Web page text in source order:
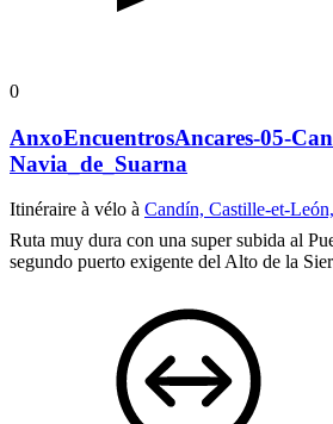
0
AnxoEncuentrosAncares-05-
Navia_de_Suarna
Itinéraire à vélo à Candín, Castille-et-
Ruta muy dura con una super subida al
segundo puerto exigente del Alto de la